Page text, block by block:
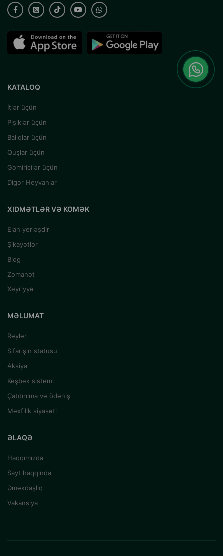
KATALOQ
İtlər üçün
Pişiklər üçün
Balıqlar üçün
Quşlar üçün
Gəmiricilər üçün
Digər Heyvanlar
XIDMƏTLƏR VƏ KÖMƏK
Elan yerləşdir
Şikayətlər
Blog
Zəmanət
Xeyriyyə
MƏLUMAT
Rəylər
Sifarişin statusu
Aksiya
Keşbek sistemi
Çatdırılma və ödəniş
Məxfilik siyasəti
ƏLAQƏ
Haqqımızda
Sayt haqqında
Əməkdaşlıq
Vakansiya